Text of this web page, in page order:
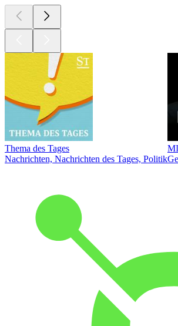
Thema des Tages
Nachrichten, Nachrichten des Tages, Politik